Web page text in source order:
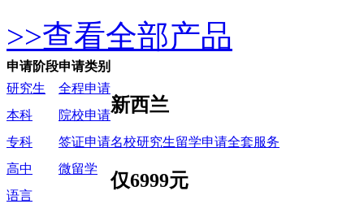
>>查看全部产品
申请阶段申请类别
研究生
全程申请
新西兰
名校研究生留学申请全套服务
仅6999元
本科
院校申请
专科
签证申请
高中
微留学
语言